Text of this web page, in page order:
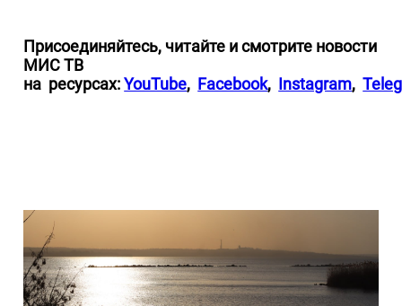
Присоединяйтесь, читайте и смотрите новости
МИС ТВ
на ресурсах:YouTube, Facebook, Instagram,